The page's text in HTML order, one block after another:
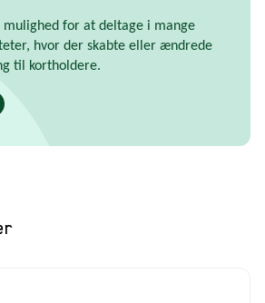
mulighed for at deltage i mange
hvor der skabte eller ændrede
til kortholdere.